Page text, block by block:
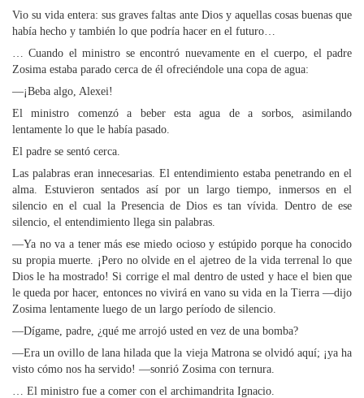
Vio su vida entera: sus graves faltas ante Dios y aquellas cosas buenas que
había hecho y también lo que podría hacer en el futuro…
… Cuando el ministro se encontró nuevamente en el cuerpo, el padre
Zosima estaba parado cerca de él ofreciéndole una copa de agua:
—¡Beba algo, Alexei!
El ministro comenzó a beber esta agua de a sorbos, asimilando
lentamente lo que le había pasado.
El padre se sentó cerca.
Las palabras eran innecesarias. El entendimiento estaba penetrando en el
alma. Estuvieron sentados así por un largo tiempo, inmersos en el
silencio en el cual la Presencia de Dios es tan vívida. Dentro de ese
silencio, el entendimiento llega sin palabras.
—Ya no va a tener más ese miedo ocioso y estúpido porque ha conocido
su propia muerte. ¡Pero no olvide en el ajetreo de la vida terrenal lo que
Dios le ha mostrado! Si corrige el mal dentro de usted y hace el bien que
le queda por hacer, entonces no vivirá en vano su vida en la Tierra —dijo
Zosima lentamente luego de un largo período de silencio.
—Dígame, padre, ¿qué me arrojó usted en vez de una bomba?
—Era un ovillo de lana hilada que la vieja Matrona se olvidó aquí; ¡ya ha
visto cómo nos ha servido! —sonrió Zosima con ternura.
… El ministro fue a comer con el archimandrita Ignacio.